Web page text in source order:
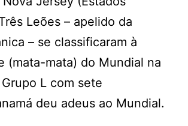
Leões – apelido da
– se classificaram à
(mata-mata) do Mundial na
L com sete
deu adeus ao Mundial.